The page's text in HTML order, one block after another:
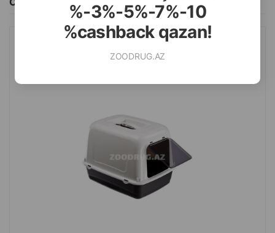
%-3%-5%-7%-10
%cashback qazan!
ZOODRUG.AZ
ДОМИК, ОБЕСПЕЧИВАЮЩИЙ КОМФОРТ ПИТОМЦУ И ЧИСТОТУ